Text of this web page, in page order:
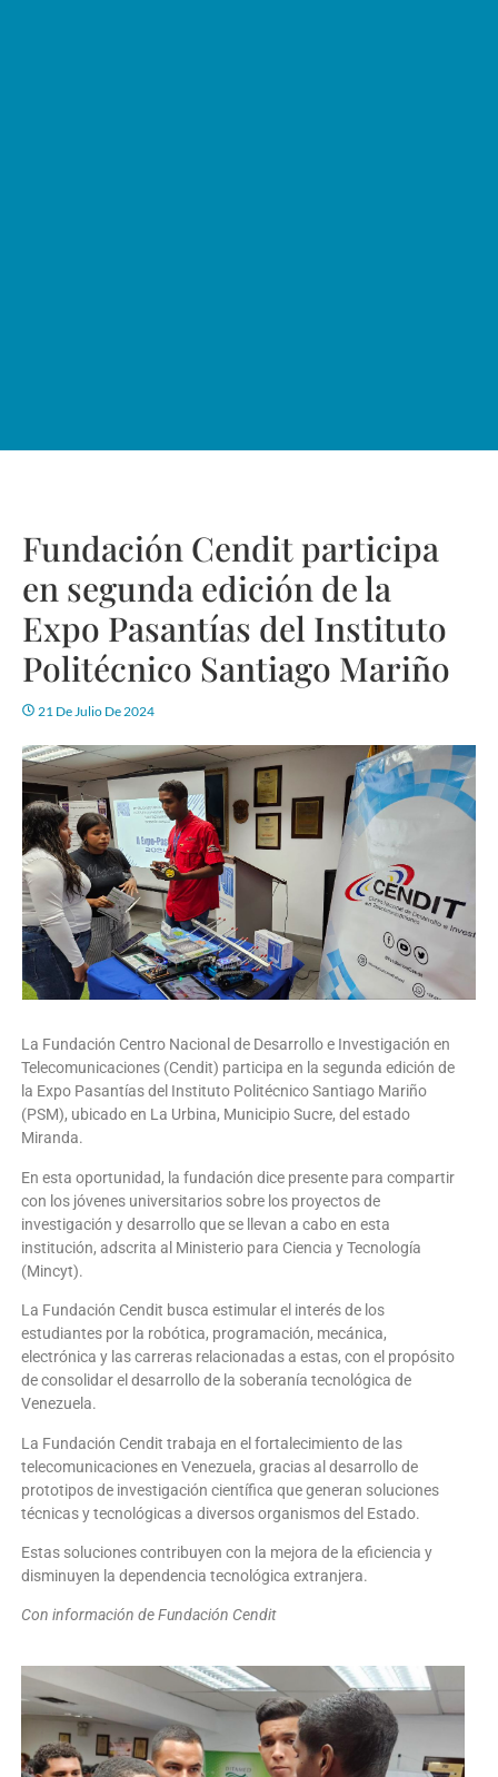
Fundación Cendit participa
en segunda edición de la
Expo Pasantías del Instituto
Politécnico Santiago Mariño
21 De Julio De 2024
La Fundación Centro Nacional de Desarrollo e Investigación en
Telecomunicaciones (Cendit) participa en la segunda edición de
la Expo Pasantías del Instituto Politécnico Santiago Mariño
(PSM), ubicado en La Urbina, Municipio Sucre, del estado
Miranda.
En esta oportunidad, la fundación dice presente para compartir
con los jóvenes universitarios sobre los proyectos de
investigación y desarrollo que se llevan a cabo en esta
institución, adscrita al Ministerio para Ciencia y Tecnología
(Mincyt).
La Fundación Cendit busca estimular el interés de los
estudiantes por la robótica, programación, mecánica,
electrónica y las carreras relacionadas a estas, con el propósito
de consolidar el desarrollo de la soberanía tecnológica de
Venezuela.
La Fundación Cendit trabaja en el fortalecimiento de las
telecomunicaciones en Venezuela, gracias al desarrollo de
prototipos de investigación científica que generan soluciones
técnicas y tecnológicas a diversos organismos del Estado.
Estas soluciones contribuyen con la mejora de la eficiencia y
disminuyen la dependencia tecnológica extranjera.
Con información de Fundación Cendit